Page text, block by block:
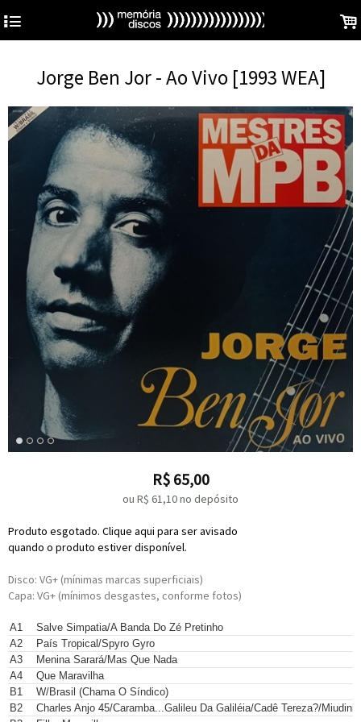
4 .
Jorge Ben Jor - Ao Vivo [1993 WEA]
R$ 65,00
ou R$ 61,10no depósito
Produto esgotado. Clique aqui para ser avisado
quando o produto estiver disponível.
Disco: VG+ (mínimas marcas superficiais)
Capa: VG+ (mínimos desgastes, conforme fotos)
A1
Salve Simpatia/A Banda Do Zé Pretinho
A2
País Tropical/Spyro Gyro
A3
Menina Sarará/Mas Que Nada
A4
Que Maravilha
B1
W/Brasil (Chama O Síndico)
B2
Charles Anjo 45/Caramba...Galileu Da Galiléia/Cadê Tereza?/